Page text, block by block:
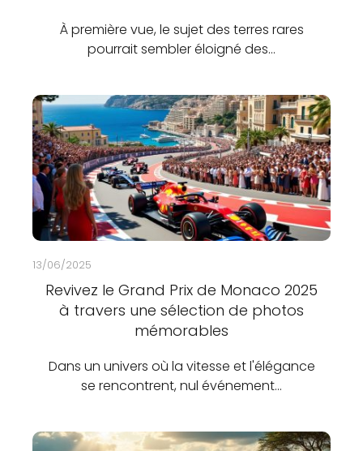
À première vue, le sujet des terres rares
pourrait sembler éloigné des…
13/06/2025
Revivez le Grand Prix de Monaco 2025
à travers une sélection de photos
mémorables
Dans un univers où la vitesse et l'élégance
se rencontrent, nul événement…